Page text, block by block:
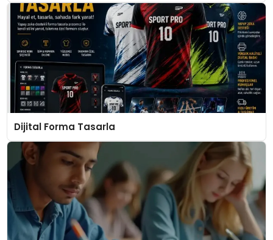
Dijital Forma Tasarla